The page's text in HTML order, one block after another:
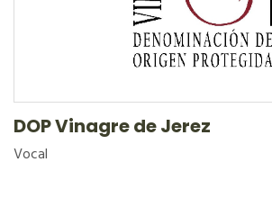
DOP Vinagre de Jerez
Vocal